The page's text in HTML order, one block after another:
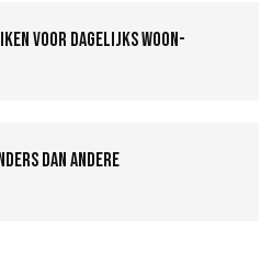
voor dagelijks woon-
dan andere